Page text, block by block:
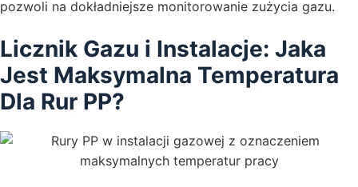
pozwoli na dokładniejsze monitorowanie zużycia gazu.
Licznik Gazu i Instalacje: Jaka
Jest Maksymalna Temperatura
Dla Rur PP?